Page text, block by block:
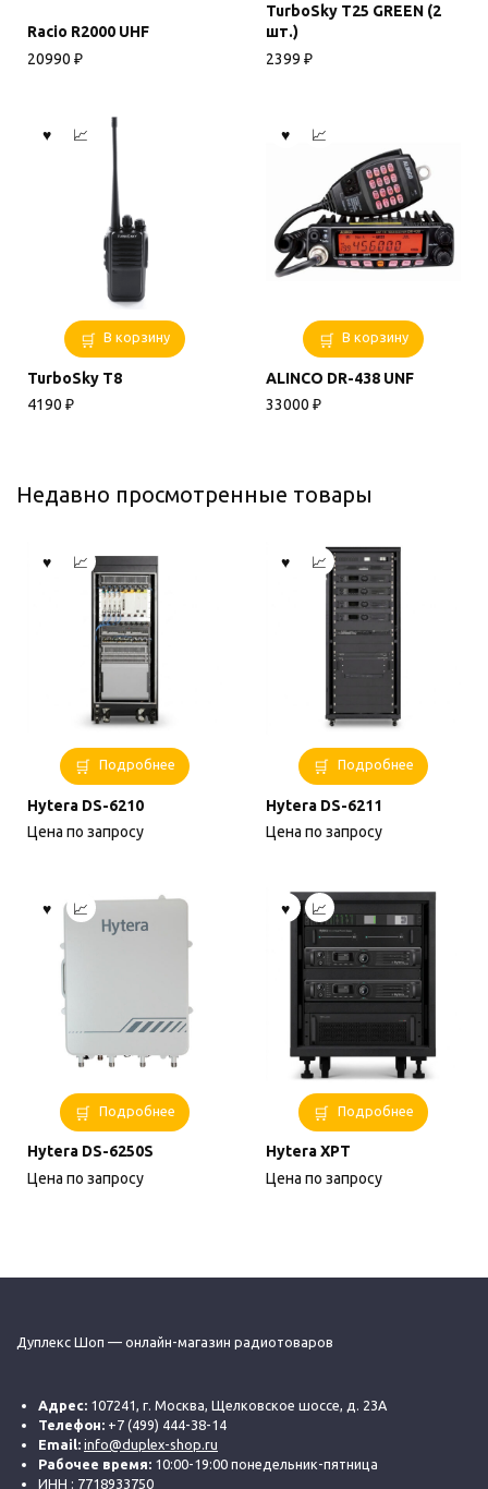
Racio R2000 UHF
20990 ₽
TurboSky T25 GREEN (2
шт.)
2399 ₽
В корзину
TurboSky T8
4190 ₽
В корзину
ALINCO DR-438 UNF
33000 ₽
Недавно просмотренные товары
Подробнее
Hytera DS-6210
Цена по запросу
Подробнее
Hytera DS-6211
Цена по запросу
Подробнее
Hytera DS-6250S
Цена по запросу
Подробнее
Hytera XPT
Цена по запросу
Дуплекс Шоп — онлайн-магазин радиотоваров
Адрес: 107241, г. Москва, Щелковское шоссе, д. 23А
Телефон: +7 (499) 444-38-14
Email: info@duplex-shop.ru
Рабочее время: 10:00-19:00 понедельник-пятница
ИНН : 7718933750